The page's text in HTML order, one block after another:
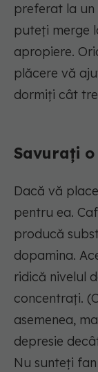
preferat la un
puteți merge
apropiere.
plăcere vă
dormiți cât
Savurați o
Dacă vă
pentru ea.
producă
dopamina.
ridică nivelul
concentrați.
asemenea,
depresie
Nu sunteți